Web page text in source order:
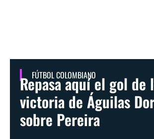
FÚTBOL COLOMBIANO
Repasa aquí el gol de
victoria de Águilas
sobre Pereira